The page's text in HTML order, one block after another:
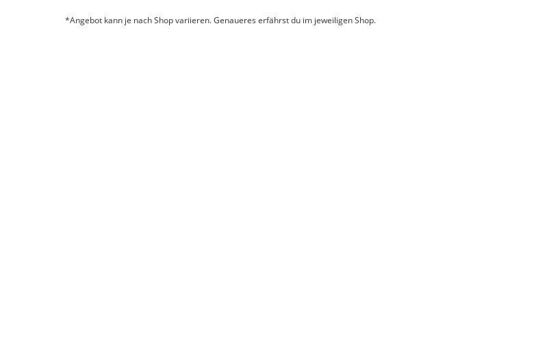
*Angebot kann je nach Shop variieren. Genaueres erfährst du im jeweiligen Shop.